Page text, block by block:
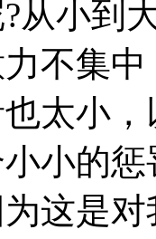
从小到
不集
太小
小的
这是